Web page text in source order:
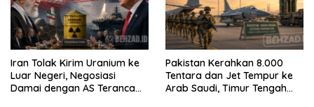
Iran Tolak Kirim Uranium ke
Luar Negeri, Negosiasi
Damai dengan AS Terancam
Pakistan Kerahkan 8.000
Tentara dan Jet Tempur ke
Arab Saudi, Timur Tengah